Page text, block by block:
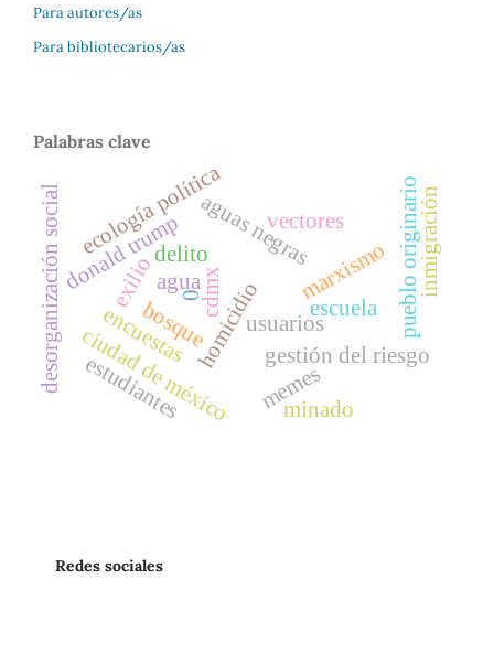
Para autores/as
Para bibliotecarios/as
Palabras clave
marxismo
homicidiogestión del riesgo
aguas negras
usuarios
encuestas
memes
ciudad de méxico
desorganización social cdmx
delito
minado
bosque
ecología política
agua pueblo originario
vectores
escuela
estudiantes
exilio inmigración
donald trump
0
Redes sociales